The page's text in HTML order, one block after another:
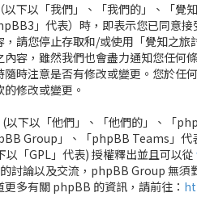
下以「我們」、「我們的」、「覺
」代表）時，即表示您已同意接
請您停止存取和/或使用「覺知之旅
容，雖然我們也會盡力通知您任何
時注意是否有修改或變更。您於任
修改或變更。
下以「他們」、「他們的」、「
Group」、「phpBB Teams」代
以「GPL」代表) 授權釋出並且可以從
討論以及交流，phpBB Group 無須
多有關 phpBB 的資訊，請前往：